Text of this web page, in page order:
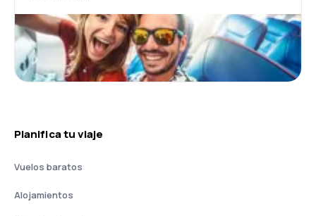
Planifica tu viaje
Vuelos baratos
Alojamientos